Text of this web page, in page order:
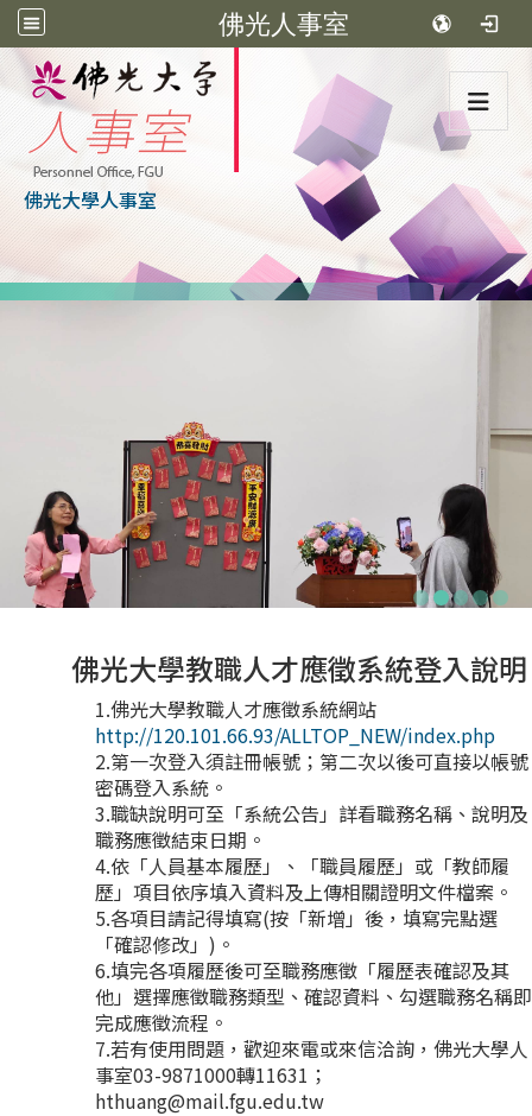
佛光人事室
:::
佛光大學人事室
佛光大學教職人才應徵系統登入說明
1.佛光大學教職人才應徵系統網站
http://120.101.66.93/ALLTOP_NEW/index.php
2.第一次登入須註冊帳號；第二次以後可直接以帳號
密碼登入系統。
3.職缺說明可至「系統公告」詳看職務名稱、說明及
職務應徵結束日期。
4.依「人員基本履歷」、「職員履歷」或「教師履
歷」項目依序填入資料及上傳相關證明文件檔案。
5.各項目請記得填寫(按「新增」後，填寫完點選
「確認修改」)。
6.填完各項履歷後可至職務應徵「履歷表確認及其
他」選擇應徵職務類型、確認資料、勾選職務名稱即
完成應徵流程。
7.若有使用問題，歡迎來電或來信洽詢，佛光大學人
事室03-9871000轉11631；
hthuang@mail.fgu.edu.tw